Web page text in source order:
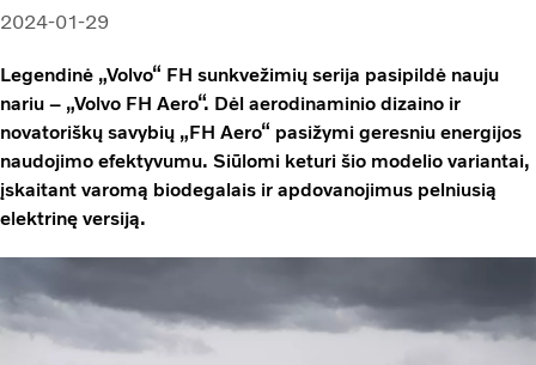
2024-01-29
Legendinė „Volvo“ FH sunkvežimių serija pasipildė nauju
nariu – „Volvo FH Aero“. Dėl aerodinaminio dizaino ir
novatoriškų savybių „FH Aero“ pasižymi geresniu energijos
naudojimo efektyvumu. Siūlomi keturi šio modelio variantai,
įskaitant varomą biodegalais ir apdovanojimus pelniusią
elektrinę versiją.